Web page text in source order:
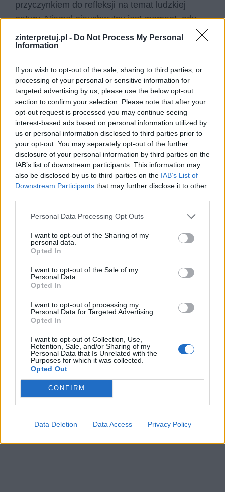
zinterpretuj.pl - Do Not Process My Personal
Information
If you wish to opt-out of the sale, sharing to third parties, or
processing of your personal or sensitive information for
targeted advertising by us, please use the below opt-out
section to confirm your selection. Please note that after your
opt-out request is processed you may continue seeing
interest-based ads based on personal information utilized by
us or personal information disclosed to third parties prior to
your opt-out. You may separately opt-out of the further
disclosure of your personal information by third parties on the
IAB’s list of downstream participants. This information may
also be disclosed by us to third parties on the IAB’s List of
Downstream Participants that may further disclose it to other
Personal Data Processing Opt Outs
I want to opt-out of the Sharing of my
personal data.
Opted In
I want to opt-out of the Sale of my
Personal Data.
Opted In
I want to opt-out of processing my
Personal Data for Targeted Advertising.
Opted In
I want to opt-out of Collection, Use,
Retention, Sale, and/or Sharing of my
Personal Data that Is Unrelated with the
Purposes for which it was collected.
Opted Out
CONFIRM
Data Deletion Data Access Privacy Policy
przyczynkiem do refleksji na temat ludzkiej
natury. Niemal nieuchwytny jest moment, gdy
emocje sportowca stają się refleksją filozoficzną,
dzieje się to bardzo płynnie w tekście.
W ostatniej strofie podmiot porównuje się wręcz
do herosa – jest to nawiązanie do mitologii
greckiej. Sportowiec czuje się więc niemal
wybrany przez bogów, jego rzut już dawno
przekroczył najśmielsze oczekiwania oraz
założone bariery. Pokonał swoje własne
ograniczenia i stał się czymś więcej. Może
być więc metaforą działań ludzkich,
przekraczania własnych granic i sięgania wciąż
po więcej. Sportowa tematyka dobrze wpisuje
się w tego typu refleksje, dotyczące działania i
rozwoju, unikania stagnacji i chęć ciągłego
ulepszania
Tak jak sportowiec nieustannie trenuje, by
codziennym życiu powinien wciąż poszukiwać
sposobów na zmiany, by uczynić siebie i swoją
codzienność lepszymi.Sport jest tutaj więc
metaforą życia, walki o coś lepszego,
rozwijania się i sięgania wciąż po więcej. Może
być także utożsamiany z istotą życia, z jego
sensem – tylko nieustanny rozwój i zmienianie
siebie miałoby zatem, według podmiotu
lirycznego sens i liczyłoby się w ostatecznym